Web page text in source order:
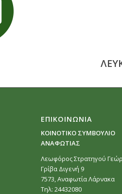
ΕΠΙΚΟΙΝΩΝΙΑ
ΚΟΙΝΟΤΙΚΟ ΣΥΜΒΟΥΛΙΟ
ΑΝΑΦΩΤΙΑΣ
Λεωφόρος Στρατηγού
Γρίβα Διγενή 9
7573, Αναφωτία Λάρνακα
Τηλ: 24432080